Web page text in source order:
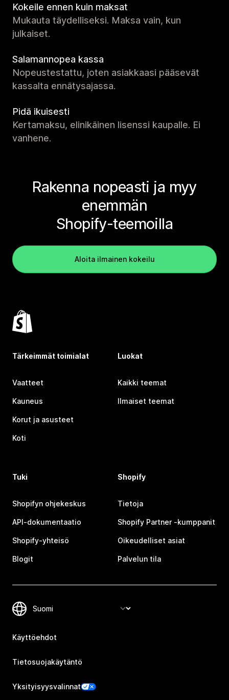
Kokeile ennen kuin maksat
Mukauta täydelliseksi. Maksa vain, kun
julkaiset.
Salamannopea kassa
Nopeustestattu, joten asiakkaasi pääsevät
kassalta ennätysajassa.
Pidä ikuisesti
Kertamaksu, elinikäinen lisenssi kaupalle. Ei
vanhene.
Rakenna nopeasti ja myy
enemmän
Shopify-teemoilla
Aloita ilmainen kokeilu
Tärkeimmät toimialat
Vaatteet
Kauneus
Korut ja asusteet
Koti
Luokat
Kaikki teemat
Ilmaiset teemat
Tuki
Shopifyn ohjekeskus
API-dokumentaatio
Shopify-yhteisö
Blogit
Shopify
Tietoja
Shopify Partner ‑kumppanit
Oikeudelliset asiat
Palvelun tila
Käyttöehdot
Tietosuojakäytäntö
Yksityisyysvalinnat